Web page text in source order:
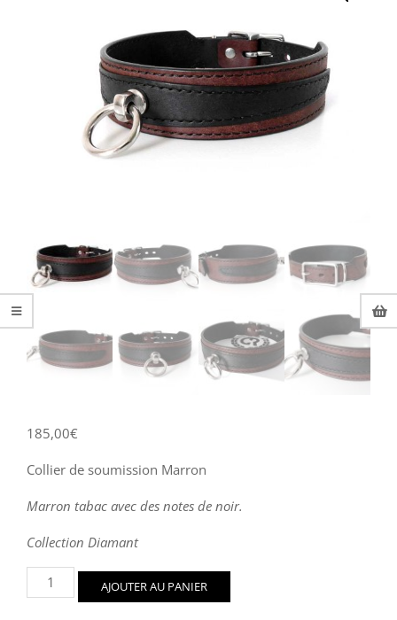
185,00€
Collier de soumission Marron
Marron tabac avec des notes de noir.
Collection Diamant
quantité
de
AJOUTER AU PANIER